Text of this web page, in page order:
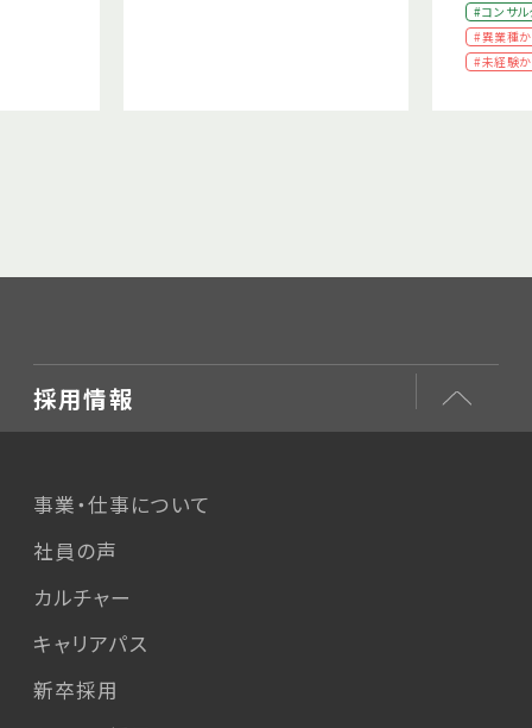
#コンサル
#異業種
#未経験
採用情報
事業・仕事について
社員の声
カルチャー
キャリアパス
新卒採用